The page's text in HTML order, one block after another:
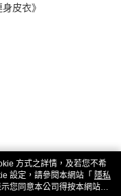
身皮衣》
方式之詳情，及若您不希
設定，請參閱本網站「 隱私
您同意本公司得按本網站使